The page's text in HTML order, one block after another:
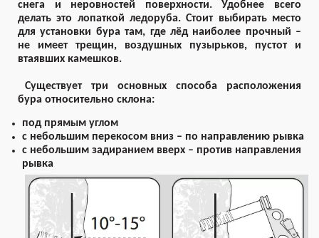
снега и неровностей поверхности. Удобнее всего
делать это лопаткой ледоруба. Стоит выбирать место
для установки бура там, где лёд наиболее прочный –
не имеет трещин, воздушных пузырьков, пустот и
втаявших камешков.
Существует три основных способа расположения
бура относительно склона:
под прямым углом
с небольшим перекосом вниз – по направлению рывка
с небольшим задиранием вверх – против направления
рывка